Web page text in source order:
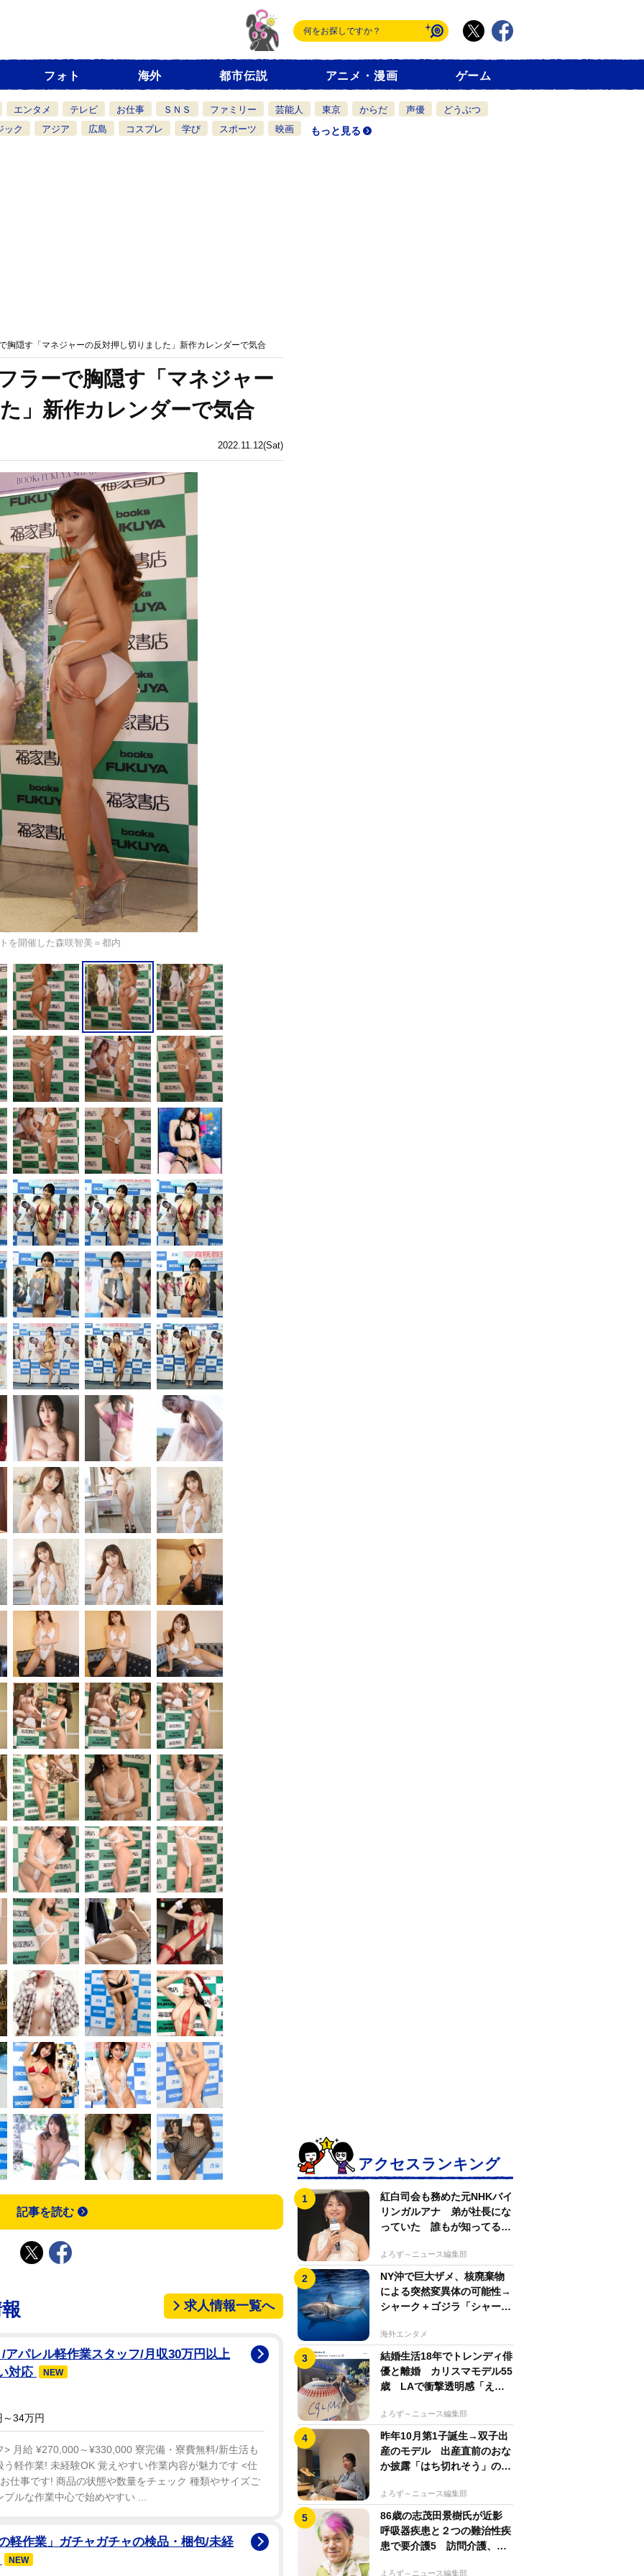
フォト 海外 都市伝説 アニメ・漫画 ゲーム
エンタメ テレビ お仕事 ＳＮＳ ファミリー 芸能人 東京 からだ 声優
どうぶつ
ック
アジア 広島 コスプレ 学び スポーツ 映画 もっと見る
隠す「マネジャーの反対押し切りました」新作カレンダーで気合
2022.11.12(Sat)
ラーで胸隠す「マネジャー
」新作カレンダーで気合
を開催した森咲智美＝都内
記事を読む
求人情報一覧へ
パレル軽作業スタッフ/月収30万円以上
対応
NEW
34万円
月給 ¥270,000～¥330,000 寮完備・寮費無料/新生活も
軽作業! 未経験OK 覚えやすい作業内容が魅力です <仕
仕事です! 商品の状態や数量をチェック 種類やサイズご
ルな作業中心で始めやすい ...
軽作業」ガチャガチャの検品・梱包/未経
NEW
アクセスランキング
紅白司会も務めた元NHKバイ
リンガルアナ 弟が社長にな
っていた 誰もが知ってる有
よろず～ニュース編集部
NY沖で巨大ザメ、核廃棄物
による突然変異体の可能性→
シャーク＋ゴジラ「シャーク
海外エンタメ
結婚生活18年でトレンディ俳
優と離婚 カリスマモデル55
歳 LAで衝撃透明感「えっ
よろず～ニュース編集部
昨年10月第1子誕生→双子出
産のモデル 出産直前のおな
か披露「はち切れそう」の
よろず～ニュース編集部
86歳の志茂田景樹氏が近影
呼吸器疾患と２つの難治性疾
患で要介護5 訪問介護、看
よろず～ニュース編集部